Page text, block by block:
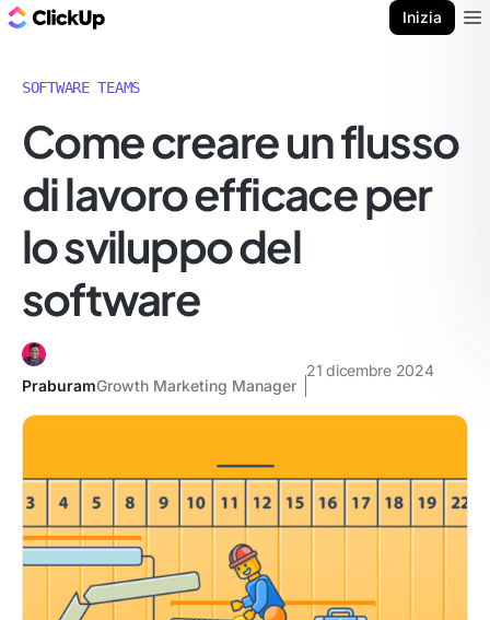
Inizia
SOFTWARE TEAMS
Come creare un flusso
di lavoro efficace per
lo sviluppo del
software
PraburamGrowth Marketing Manager
21 dicembre 2024